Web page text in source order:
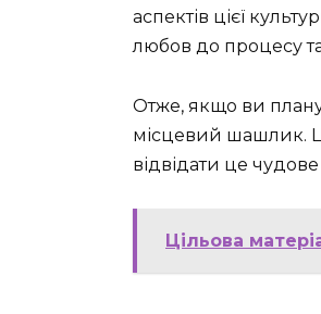
аспектів цієї
любов до процесу
Отже, якщо ви
місцевий шашлик.
відвідати це
Цільова